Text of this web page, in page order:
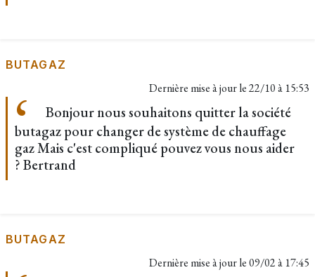
BUTAGAZ
Dernière mise à jour le22/10 à 15:53
Bonjour nous souhaitons quitter la société
butagaz pour changer de système de chauffage
gaz Mais c'est compliqué pouvez vous nous aider
? Bertrand
BUTAGAZ
Dernière mise à jour le09/02 à 17:45